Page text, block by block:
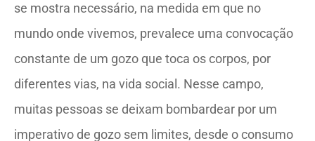
se mostra necessário, na medida em que no
mundo onde vivemos, prevalece uma convocação
constante de um gozo que toca os corpos, por
diferentes vias, na vida social. Nesse campo,
muitas pessoas se deixam bombardear por um
imperativo de gozo sem limites, desde o consumo